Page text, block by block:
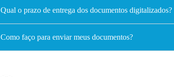
Qual o prazo de entrega dos documentos digitalizados?
Como faço para enviar meus documentos?